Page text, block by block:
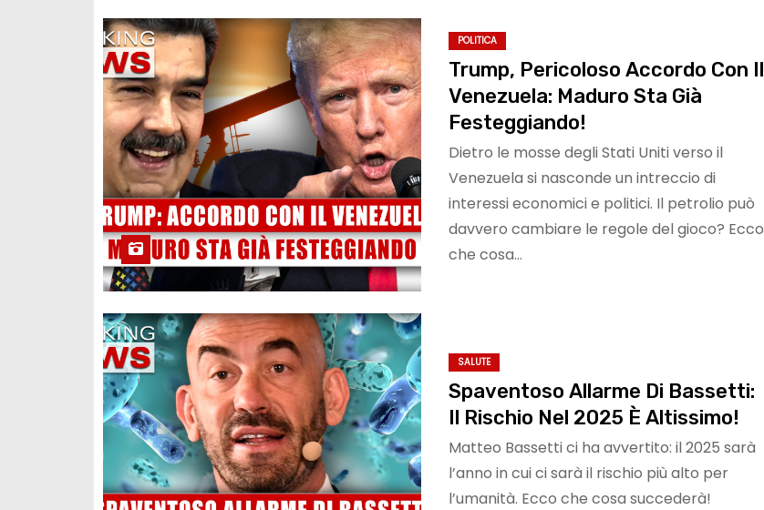
POLITICA
Trump, Pericoloso Accordo Con Il
Venezuela: Maduro Sta Già
Festeggiando!
Dietro le mosse degli Stati Uniti verso il
Venezuela si nasconde un intreccio di
interessi economici e politici. Il petrolio può
davvero cambiare le regole del gioco? Ecco
che cosa…
SALUTE
Spaventoso Allarme Di Bassetti:
Il Rischio Nel 2025 È Altissimo!
Matteo Bassetti ci ha avvertito: il 2025 sarà
l’anno in cui ci sarà il rischio più alto per
l’umanità. Ecco che cosa succederà!